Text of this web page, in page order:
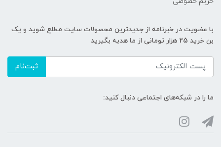
با عضویت در خبرنامه از جدیدترین محصولات سایت مطلع شوید و یک
بن خرید 25 هزار تومانی از ما هدیه بگیرید
ثبت‌نام
ما را در شبکه‌های اجتماعی دنبال کنید: